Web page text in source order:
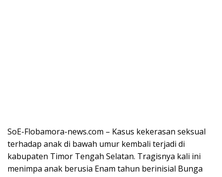
SoE-Flobamora-news.com – Kasus kekerasan seksual
terhadap anak di bawah umur kembali terjadi di
kabupaten Timor Tengah Selatan. Tragisnya kali ini
menimpa anak berusia Enam tahun berinisial Bunga